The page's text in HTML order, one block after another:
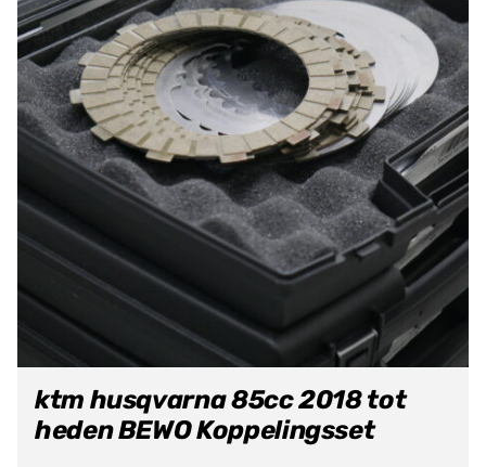
ktm husqvarna 85cc 2018 tot
heden BEWO Koppelingsset